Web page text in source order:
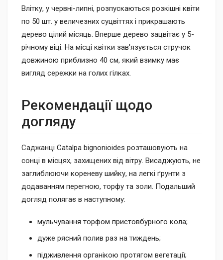
Влітку, у червні-липні, розпускаються розкішні квіти
по 50 шт. у величезних суцвіттях і прикрашають
дерево цілий місяць. Вперше дерево зацвітає у 5-
річному віці. На місці квітки зав'язується стручок
довжиною приблизно 40 см, який взимку має
вигляд сережки на голих гілках.
Рекомендації щодо
догляду
Саджанці Catalpa bignonioides розташовують на
сонці в місцях, захищених від вітру. Висаджують, не
заглиблюючи кореневу шийку, на легкі ґрунти з
додаванням перегною, торфу та золи. Подальший
догляд полягає в наступному:
мульчування торфом пристовбурного кола;
дуже рясний полив раз на тиждень;
підживлення органікою протягом вегетації;